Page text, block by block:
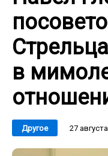
в
Другое 27